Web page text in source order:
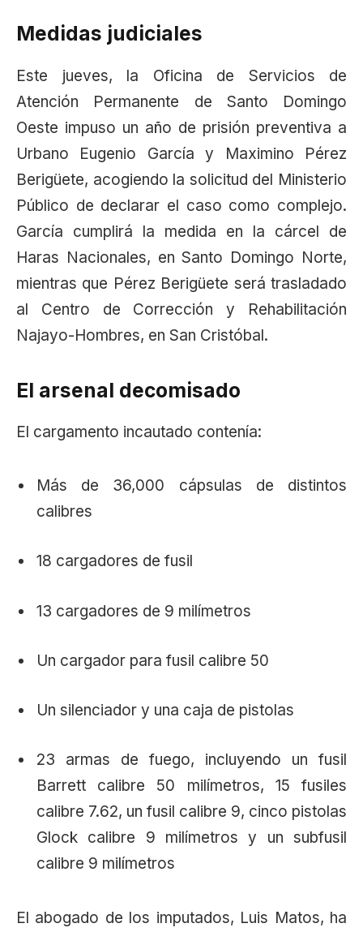
Medidas judiciales
Este jueves, la Oficina de Servicios de
Atención Permanente de Santo Domingo
Oeste impuso un año de prisión preventiva a
Urbano Eugenio García y Maximino Pérez
Berigüete, acogiendo la solicitud del Ministerio
Público de declarar el caso como complejo.
García cumplirá la medida en la cárcel de
Haras Nacionales, en Santo Domingo Norte,
mientras que Pérez Berigüete será trasladado
al Centro de Corrección y Rehabilitación
Najayo-Hombres, en San Cristóbal.
El arsenal decomisado
El cargamento incautado contenía:
Más de 36,000 cápsulas de distintos
calibres
18 cargadores de fusil
13 cargadores de 9 milímetros
Un cargador para fusil calibre 50
Un silenciador y una caja de pistolas
23 armas de fuego, incluyendo un fusil
Barrett calibre 50 milímetros, 15 fusiles
calibre 7.62, un fusil calibre 9, cinco pistolas
Glock calibre 9 milímetros y un subfusil
calibre 9 milímetros
El abogado de los imputados, Luis Matos, ha